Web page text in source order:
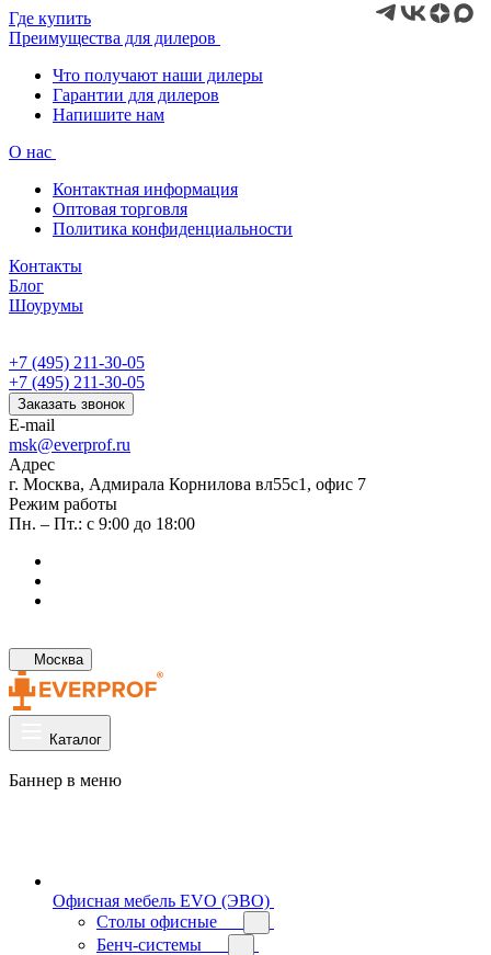
Где купить
Преимущества для дилеров
Что получают наши дилеры
Гарантии для дилеров
Напишите нам
О нас
Контактная информация
Оптовая торговля
Политика конфиденциальности
Контакты
Блог
Шоурумы
+7 (495) 211-30-05
+7 (495) 211-30-05
Заказать звонок
E-mail
msk@everprof.ru
Адрес
г. Москва, Адмирала Корнилова вл55с1, офис 7
Режим работы
Пн. – Пт.: с 9:00 до 18:00
Москва
Каталог
Баннер в меню
Офисная мебель EVO (ЭВО)
Cтолы офисные
Бенч-системы